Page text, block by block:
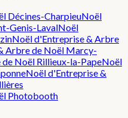
Décines-CharpieuNoël
Genis-LavalNoël
Noël d'Entreprise & Arbre
Arbre de Noël Marcy-
Noël Rillieux-la-PapeNoël
Noël d'Entreprise &
Photobooth